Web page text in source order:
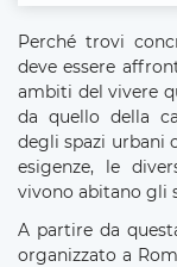
Perché trovi
deve essere
ambiti del vivere
da quello della
degli spazi urbani
esigenze, le
vivono abitano gli
A partire da
organizzato a